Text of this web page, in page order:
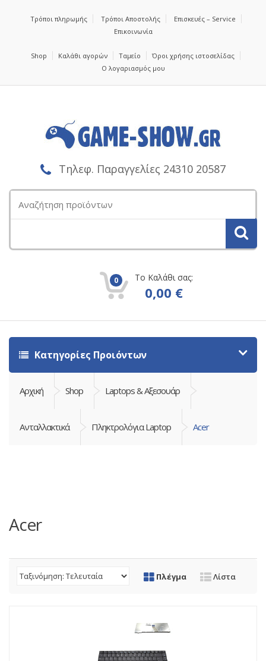
Τρόποι πληρωμής Τρόποι Αποστολής
Επισκευές – Service
Επικοινωνία
Shop Καλάθι αγορών Ταμείο
Όροι χρήσης ιστοσελίδας
Ο λογαριασμός μου
Τηλεφ. Παραγγελίες 24310 20587
για:
0 Το Καλάθι σας:
0,00 €
Κατηγορίες Προιόντων
Αρχική Shop Laptops & Αξεσουάρ
Ανταλλακτικά Πληκτρολόγια Laptop Acer
Acer
Πλέγμα Λίστα